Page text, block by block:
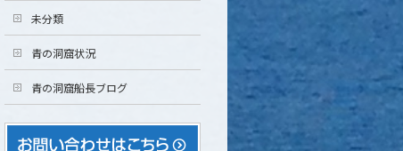
未分類
青の洞窟状況
青の洞窟船長ブログ